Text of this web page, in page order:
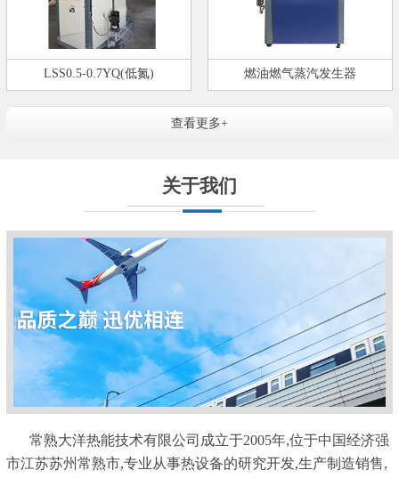
LSS0.5-0.7YQ(低氮) 燃油燃气蒸汽发生器
查看更多+
关于我们
常熟大洋热能技术有限公司成立于2005年,位于中国经济强
市江苏苏州常熟市,专业从事热设备的研究开发,生产制造销售,